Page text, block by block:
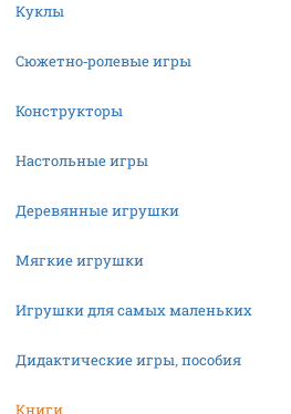
Куклы
Сюжетно-ролевые игры
Конструкторы
Настольные игры
Деревянные игрушки
Мягкие игрушки
Игрушки для самых маленьких
Дидактические игры, пособия
Книги